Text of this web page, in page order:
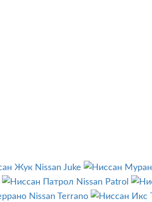
Nissan Juke
Nissan Patrol
Nissan Terrano